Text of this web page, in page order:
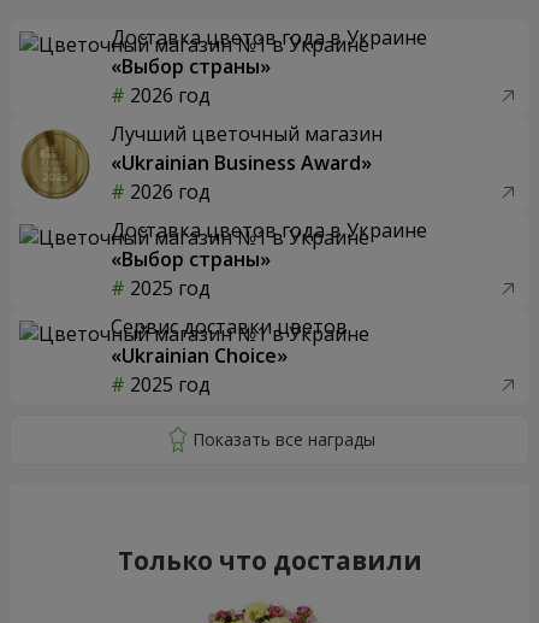
Доставка цветов года в Украине
«Выбор страны»
2026 год
Лучший цветочный магазин
«Ukrainian Business Award»
2026 год
Доставка цветов года в Украине
«Выбор страны»
2025 год
Сервис доставки цветов
«Ukrainian Choice»
2025 год
Только что доставили